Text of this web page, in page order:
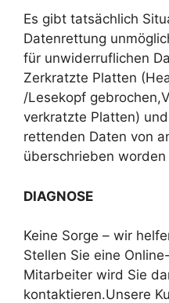
Es gibt tatsächlich
Datenrettung
für unwiderruflichen
Zerkratzte Platten
/Lesekopf
verkratzte Platten)
rettenden Daten von
überschrieben worden
DIAGNOSE
Keine Sorge – wir
Stellen Sie eine
Mitarbeiter wird Sie
kontaktieren.Unsere